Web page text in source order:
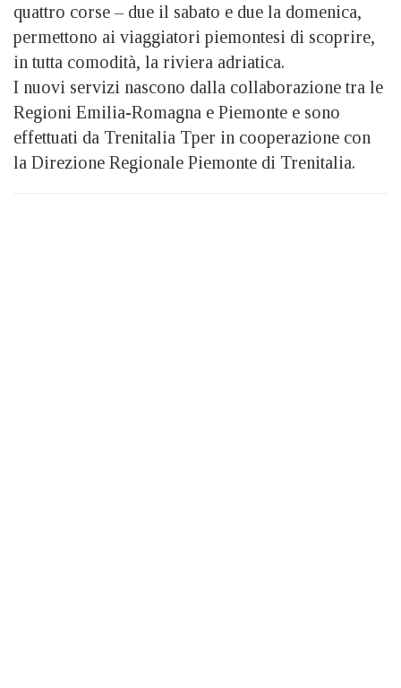
quattro corse – due il sabato e due la domenica,
permettono ai viaggiatori piemontesi di scoprire,
in tutta comodità, la riviera adriatica.
I nuovi servizi nascono dalla collaborazione tra le
Regioni Emilia-Romagna e Piemonte e sono
effettuati da Trenitalia Tper in cooperazione con
la Direzione Regionale Piemonte di Trenitalia.